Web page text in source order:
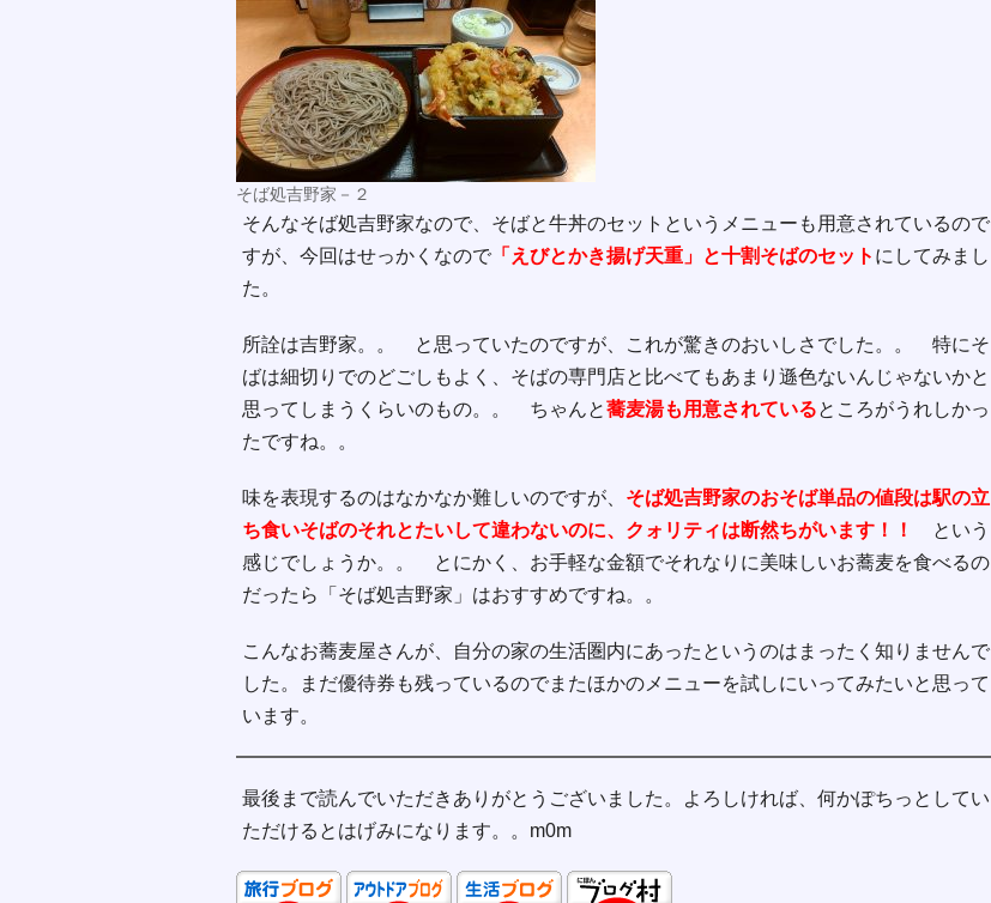
そば処吉野家－２
そんなそば処吉野家なので、そばと牛丼のセットというメニューも用意されているので
すが、今回はせっかくなので 「えびとかき揚げ天重」と十割そばのセット にしてみまし
た。
所詮は吉野家。。 と思っていたのですが、これが驚きのおいしさでした。。 特にそ
ばは細切りでのどごしもよく、そばの専門店と比べてもあまり遜色ないんじゃないかと
思ってしまうくらいのもの。。 ちゃんと蕎麦湯も用意されているところがうれしかっ
たですね。。
味を表現するのはなかなか難しいのですが、 そば処吉野家のおそば単品の値段は駅の立
ち食いそばのそれとたいして違わないのに、クォリティは断然ちがいます！！
という
感じでしょうか。。 とにかく、お手軽な金額でそれなりに美味しいお蕎麦を食べるの
だったら「そば処吉野家」はおすすめですね。。
こんなお蕎麦屋さんが、自分の家の生活圏内にあったというのはまったく知りませんで
した。まだ優待券も残っているのでまたほかのメニューを試しにいってみたいと思って
います。
最後まで読んでいただきありがとうございました。よろしければ、何かぽちっとしてい
ただけるとはげみになります。。m0m